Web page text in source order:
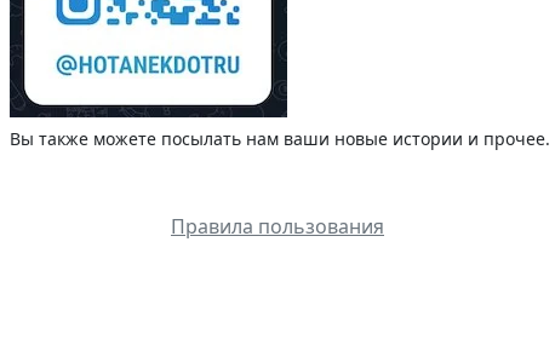
Вы также можете посылать нам ваши новые истории и прочее.
Правила пользования